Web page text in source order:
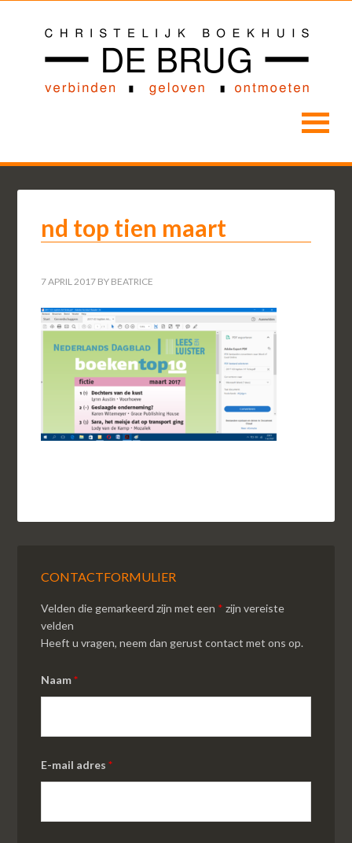
nd top tien maart
7 APRIL 2017 BY BEATRICE
CONTACTFORMULIER
Velden die gemarkeerd zijn met een * zijn vereiste
velden
Heeft u vragen, neem dan gerust contact met ons op.
Naam*
E-mail adres*